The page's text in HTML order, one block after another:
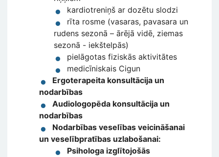
kardiotreniņš ar dozētu slodzi
rīta rosme (vasaras, pavasara un
rudens sezonā – ārējā vidē, ziemas
sezonā - iekštelpās)
pielāgotas fiziskās aktivitātes
medicīniskais Cigun
Ergoterapeita konsultācija un
nodarbības
Audiologopēda konsultācija un
nodarbības
Nodarbības veselības veicināšanai
un veselībpratības uzlabošanai:
Psihologa izglītojošās